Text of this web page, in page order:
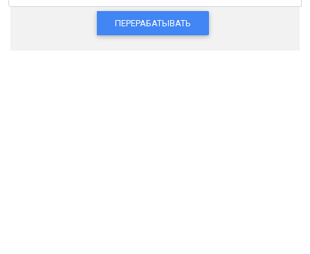
ПЕРЕРАБАТЫВАТЬ